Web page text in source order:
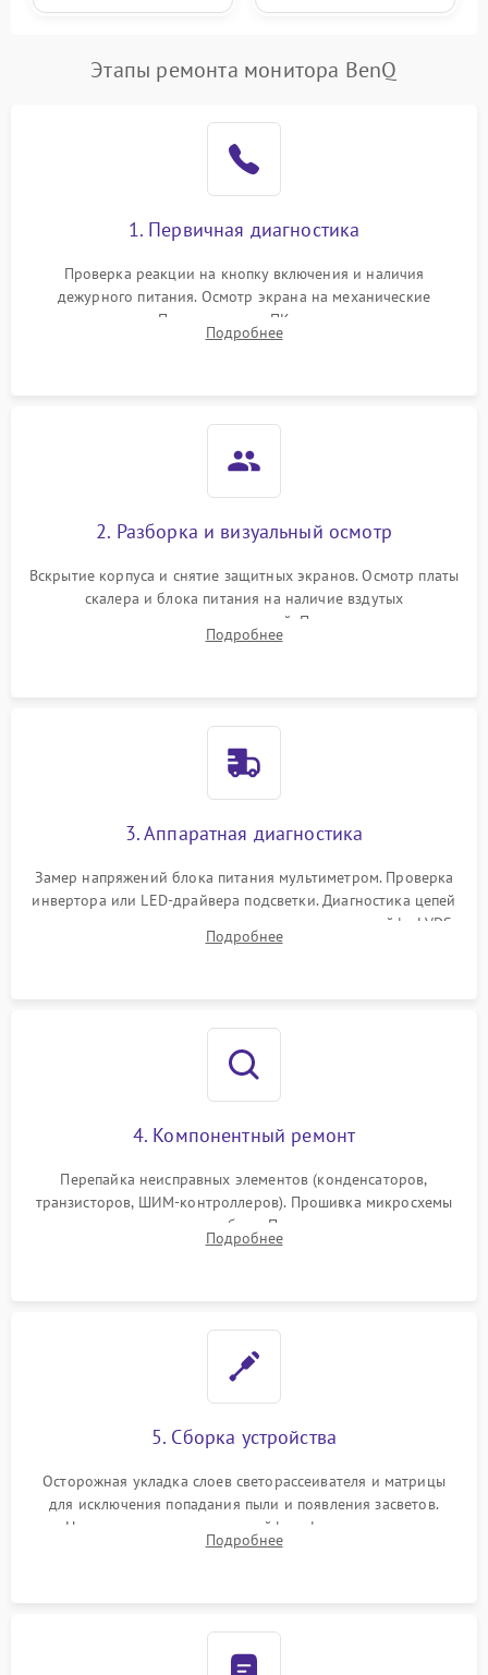
Этапы ремонта монитора BenQ
1. Первичная диагностика
Проверка реакции на кнопку включения и наличия
дежурного питания. Осмотр экрана на механические
повреждения. Подключение к ПК для оценки вывода
изображения, работы подсветки и выявления артефактов на
Подробнее
2. Разборка и визуальный осмотр
Вскрытие корпуса и снятие защитных экранов. Осмотр платы
скалера и блока питания на наличие вздутых
конденсаторов, прогаров, окислений. Проверка надежности
контактов и целостности шлейфов матрицы.
Подробнее
3. Аппаратная диагностика
Замер напряжений блока питания мультиметром. Проверка
инвертора или LED-драйвера подсветки. Диагностика цепей
питания скалера и тестирование сигналов на шлейфе LVDS
Подробнее
4. Компонентный ремонт
Перепайка неисправных элементов (конденсаторов,
транзисторов, ШИМ-контроллеров). Прошивка микросхемы
памяти при программных сбоях. При поломке подсветки —
разборка матрицы и замена выгоревших светодиодов.
Подробнее
5. Сборка устройства
Осторожная укладка слоев светорассеивателя и матрицы
для исключения попадания пыли и появления засветов.
Надежное подключение шлейфов, фиксация плат и
аккуратное защелкивание пластикового корпуса монитора.
Подробнее